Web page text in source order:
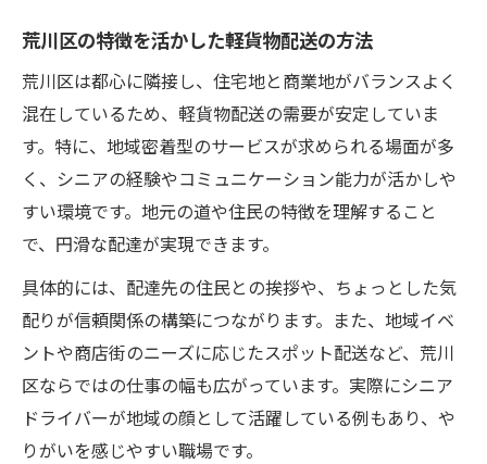
荒川区の特徴を活かした軽貨物配送の方法
荒川区は都心に隣接し、住宅地と商業地がバランスよく
混在しているため、軽貨物配送の需要が安定していま
す。特に、地域密着型のサービスが求められる場面が多
く、シニアの経験やコミュニケーション能力が活かしや
すい環境です。地元の道や住民の特徴を理解すること
で、円滑な配達が実現できます。
具体的には、配達先の住民との挨拶や、ちょっとした気
配りが信頼関係の構築につながります。また、地域イベ
ントや商店街のニーズに応じたスポット配送など、荒川
区ならではの仕事の幅も広がっています。実際にシニア
ドライバーが地域の顔として活躍している例もあり、や
りがいを感じやすい職場です。